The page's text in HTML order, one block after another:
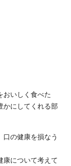
おいしく食べた
かにしてくれる部
口の健康を損なう
康について考えて